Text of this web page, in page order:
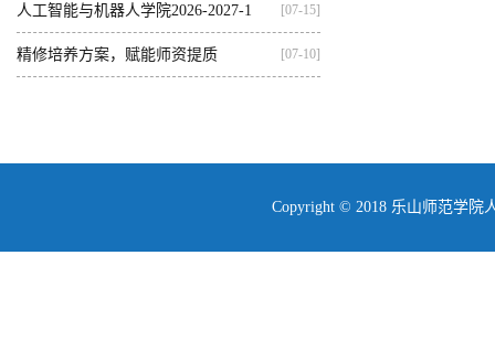
人...
人工智能与机器人学院2026-2027-1
学...
[07-15]
精修培养方案，赋能师资提质 [07-10]
Copyright © 2018 乐山师范学院